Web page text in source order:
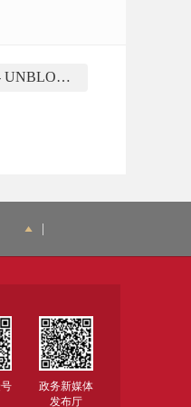
在国外怎么用直播软件 - UNBLOCKCN https://www.unblockcn.mobi/在国外怎么用直播软件_2021.html 是由合肥市蜀山区大香蕉网络应用工作室开发
政务新媒体
发布厅